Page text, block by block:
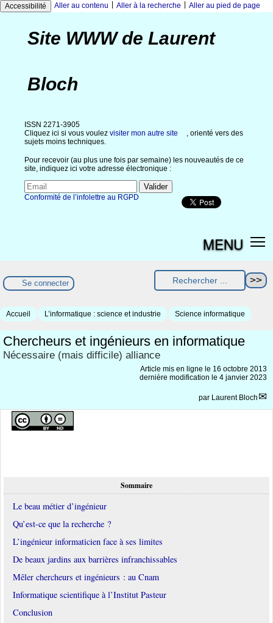
Accessibilité Aller au contenu Aller à la recherche Aller au pied de page
Site WWW de Laurent
Bloch
ISSN 2271-3905
Cliquez ici si vous voulez visiter mon autre site
, orienté vers des
sujets moins techniques.
Pour recevoir (au plus une fois par semaine) les nouveautés de ce
site, indiquez ici votre adresse électronique :
Conformité de l’infolettre au RGPD
MENU
Se connecter
Accueil L’informatique : science et industrie Science informatique
Chercheurs et ingénieurs en informatique
Nécessaire (mais difficile) alliance
Article mis en ligne le 16 octobre 2013
dernière modification le 4 janvier 2023
par Laurent Bloch
Sommaire
Le beau métier d’ingénieur
Qu’est-ce que la recherche ?
L’ingénieur informaticien face à ses limites
De beaux jardins aux barrières infranchissables
Mêler chercheurs et ingénieurs : au Cnam
Informatique scientifique à l’Institut Pasteur
Conclusion